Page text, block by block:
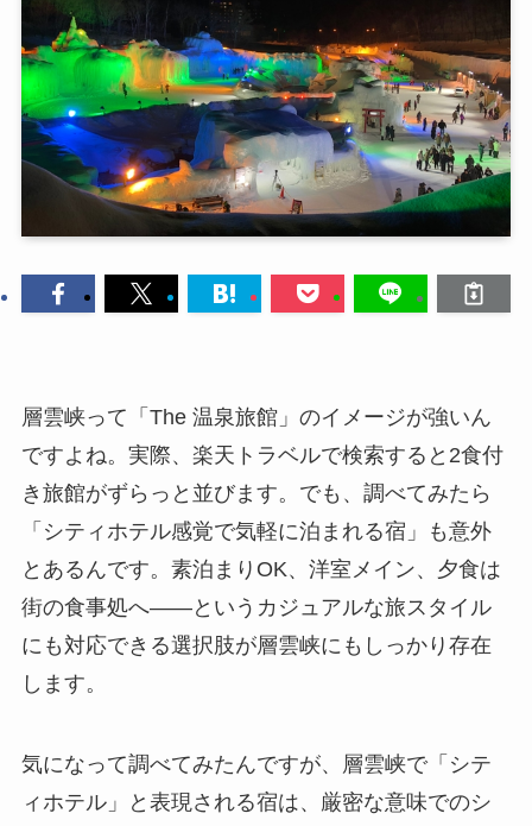
層雲峡って「The 温泉旅館」のイメージが強いん
ですよね。実際、楽天トラベルで検索すると2食付
き旅館がずらっと並びます。でも、調べてみたら
「シティホテル感覚で気軽に泊まれる宿」も意外
とあるんです。素泊まりOK、洋室メイン、夕食は
街の食事処へ——というカジュアルな旅スタイル
にも対応できる選択肢が層雲峡にもしっかり存在
します。
気になって調べてみたんですが、層雲峡で「シテ
ィホテル」と表現される宿は、厳密な意味でのシ